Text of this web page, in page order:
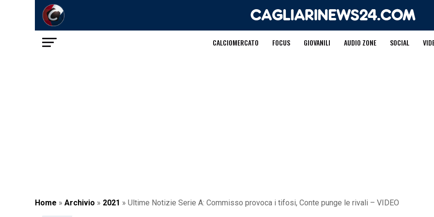
CALCIOMERCATO FOCUS GIOVANILI AUDIO ZONE SOCIAL
Home » Archivio » 2021 » Ultime Notizie Serie A: Commisso provoca i tifosi, Conte punge le rivali – VIDEO